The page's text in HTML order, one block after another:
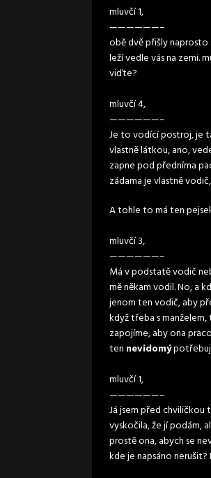
mluvčí 1,
——————–
obě dvě přišly
leží vedle vás na zemi.
viďte?
mluvčí 4,
——————–
Je to vodící postroj, je
vlastně látkou, ano,
zapne pod předníma
zádama je vlastně
A tohle to má ten
mluvčí 3,
——————–
Má v podstatě vodič
mě někam vodil. No, a
jenom ten vodič, aby
když třeba s
zapojíme, aby ona
ten nevidomý
mluvčí 1,
——————–
Já jsem před chviličkou
vyskočila, že jí podám,
prostě ona, abych se
kde je napsáno